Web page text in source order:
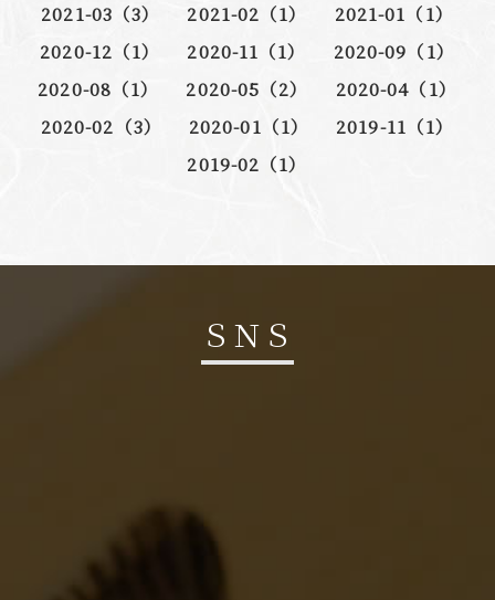
2021-03（3）
2021-02（1）
2021-01（1）
2020-12（1）
2020-11（1）
2020-09（1）
2020-08（1）
2020-05（2）
2020-04（1）
2020-02（3）
2020-01（1）
2019-11（1）
2019-02（1）
ＳＮＳ